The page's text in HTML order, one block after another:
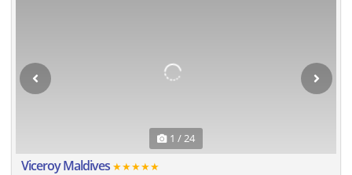
1 / 24
Viceroy Maldives ★★★★★